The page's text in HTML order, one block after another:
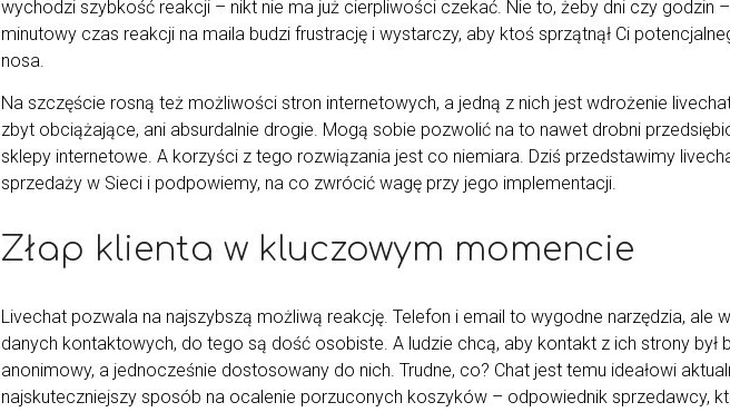
wychodzi szybkość reakcji – nikt nie ma już cierpliwości czekać. Nie to, żeby dni czy godzin
minutowy czas reakcji na maila budzi frustrację i wystarczy, aby ktoś sprzątnął Ci
nosa.
Na szczęście rosną też możliwości stron internetowych, a jedną z nich jest wdrożenie
zbyt obciążające, ani absurdalnie drogie. Mogą sobie pozwolić na to nawet drobni
sklepy internetowe. A korzyści z tego rozwiązania jest co niemiara. Dziś przedstawimy
sprzedaży w Sieci i podpowiemy, na co zwrócić wagę przy jego implementacji.
Złap klienta w kluczowym momencie
Livechat pozwala na najszybszą możliwą reakcję. Telefon i email to wygodne narzędzia, ale
danych kontaktowych, do tego są dość osobiste. A ludzie chcą, aby kontakt z ich strony był
anonimowy, a jednocześnie dostosowany do nich. Trudne, co? Chat jest temu ideałowi
najskuteczniejszy sposób na ocalenie porzuconych koszyków – odpowiednik sprzedawcy,